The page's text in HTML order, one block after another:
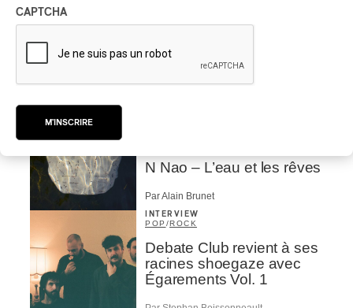
POP
FME 2023| Laurence-
Anne, oniromancienne
N Nao – L’eau et les rêves
Par Alain Brunet
INTERVIEW
POP /ROCK
Debate Club revient à ses
racines shoegaze avec
Égarements Vol. 1
CAPTCHA
M'INSCRIRE